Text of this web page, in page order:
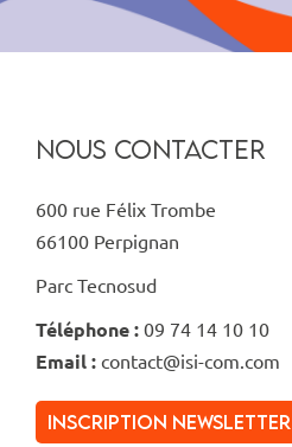
NOUS CONTACTER
600 rue Félix Trombe
66100 Perpignan
Parc Tecnosud
Téléphone : 09 74 14 10 10
Email : contact@isi-com.com
inscription newsletter